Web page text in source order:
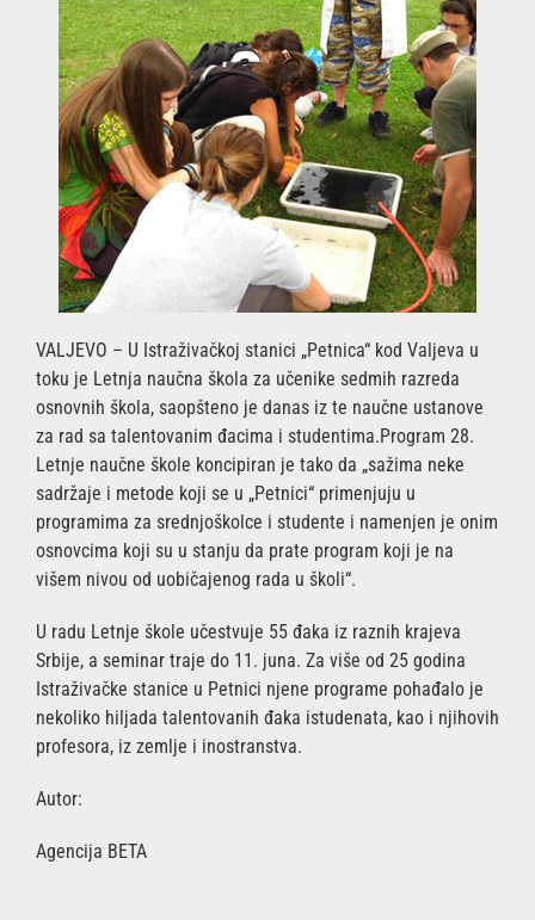
VALJEVO – U Istraživačkoj stanici „Petnica“ kod Valjeva u
toku je Letnja naučna škola za učenike sedmih razreda
osnovnih škola, saopšteno je danas iz te naučne ustanove
za rad sa talentovanim đacima i studentima.Program 28.
Letnje naučne škole koncipiran je tako da „sažima neke
sadržaje i metode koji se u „Petnici“ primenjuju u
programima za srednjoškolce i studente i namenjen je onim
osnovcima koji su u stanju da prate program koji je na
višem nivou od uobičajenog rada u školi“.
U radu Letnje škole učestvuje 55 đaka iz raznih krajeva
Srbije, a seminar traje do 11. juna. Za više od 25 godina
Istraživačke stanice u Petnici njene programe pohađalo je
nekoliko hiljada talentovanih đaka istudenata, kao i njihovih
profesora, iz zemlje i inostranstva.
Autor:
Agencija BETA